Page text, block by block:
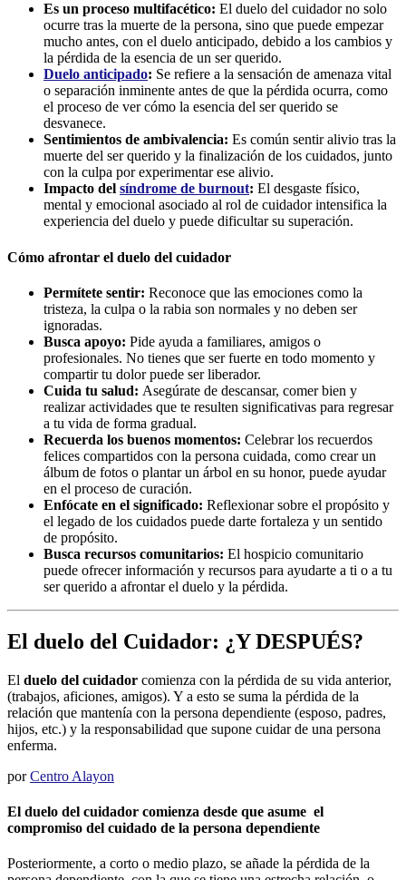
Es un proceso multifacético: El duelo del cuidador no solo
ocurre tras la muerte de la persona, sino que puede empezar
mucho antes, con el duelo anticipado, debido a los cambios y
la pérdida de la esencia de un ser querido.
Duelo anticipado: Se refiere a la sensación de amenaza vital
o separación inminente antes de que la pérdida ocurra, como
el proceso de ver cómo la esencia del ser querido se
desvanece.
Sentimientos de ambivalencia: Es común sentir alivio tras la
muerte del ser querido y la finalización de los cuidados, junto
con la culpa por experimentar ese alivio.
Impacto del síndrome de burnout: El desgaste físico,
mental y emocional asociado al rol de cuidador intensifica la
experiencia del duelo y puede dificultar su superación.
Cómo afrontar el duelo del cuidador
Permítete sentir: Reconoce que las emociones como la
tristeza, la culpa o la rabia son normales y no deben ser
ignoradas.
Busca apoyo: Pide ayuda a familiares, amigos o
profesionales. No tienes que ser fuerte en todo momento y
compartir tu dolor puede ser liberador.
Cuida tu salud: Asegúrate de descansar, comer bien y
realizar actividades que te resulten significativas para regresar
a tu vida de forma gradual.
Recuerda los buenos momentos: Celebrar los recuerdos
felices compartidos con la persona cuidada, como crear un
álbum de fotos o plantar un árbol en su honor, puede ayudar
en el proceso de curación.
Enfócate en el significado: Reflexionar sobre el propósito y
el legado de los cuidados puede darte fortaleza y un sentido
de propósito.
Busca recursos comunitarios: El hospicio comunitario
puede ofrecer información y recursos para ayudarte a ti o a tu
ser querido a afrontar el duelo y la pérdida.
El duelo del Cuidador: ¿Y DESPUÉS?
El duelo del cuidador comienza con la pérdida de su vida anterior,
(trabajos, aficiones, amigos). Y a esto se suma la pérdida de la
relación que mantenía con la persona dependiente (esposo, padres,
hijos, etc.) y la responsabilidad que supone cuidar de una persona
enferma.
porCentro Alayon
El duelo del cuidador comienza desde que asume el
compromiso del cuidado de la persona dependiente
Posteriormente, a corto o medio plazo, se añade la pérdida de la